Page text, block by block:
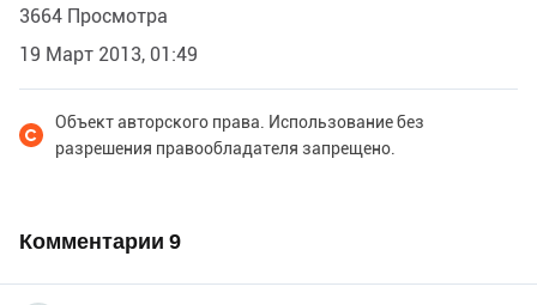
3664 Просмотра
19 Март 2013, 01:49
Объект авторского права. Использование без
разрешения правообладателя запрещено.
Комментарии 9